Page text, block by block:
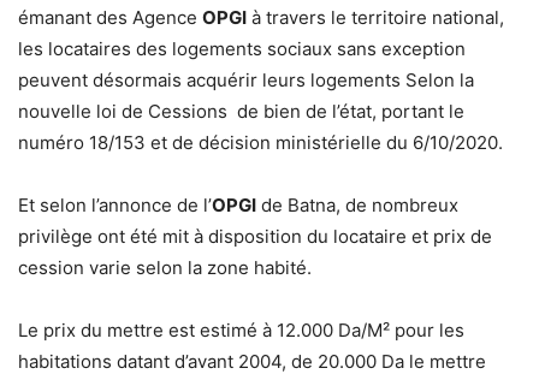
émanant des Agence OPGI à travers le territoire national,
les locataires des logements sociaux sans exception
peuvent désormais acquérir leurs logements Selon la
nouvelle loi de Cessions de bien de l’état, portant le
numéro 18/153 et de décision ministérielle du 6/10/2020.
Et selon l’annonce de l’OPGI de Batna, de nombreux
privilège ont été mit à disposition du locataire et prix de
cession varie selon la zone habité.
Le prix du mettre est estimé à 12.000 Da/M² pour les
habitations datant d’avant 2004, de 20.000 Da le mettre